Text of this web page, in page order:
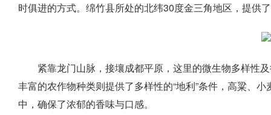
时俱进的方式。绵竹县所处的北纬30度金三角地区，提供
紧靠龙门山脉，接壤成都平原，这里的微生物多样性
丰富的农作物种类则提供了多样性的“地利”条件，高粱、
中，确保了浓郁的香味与口感。